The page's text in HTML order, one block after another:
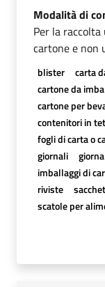
Modalità di
Per la
cartone e non
blister carta
cartone da
cartone per
contenitori in
fogli di carta o
giornali
imballaggi di
riviste
scatole per